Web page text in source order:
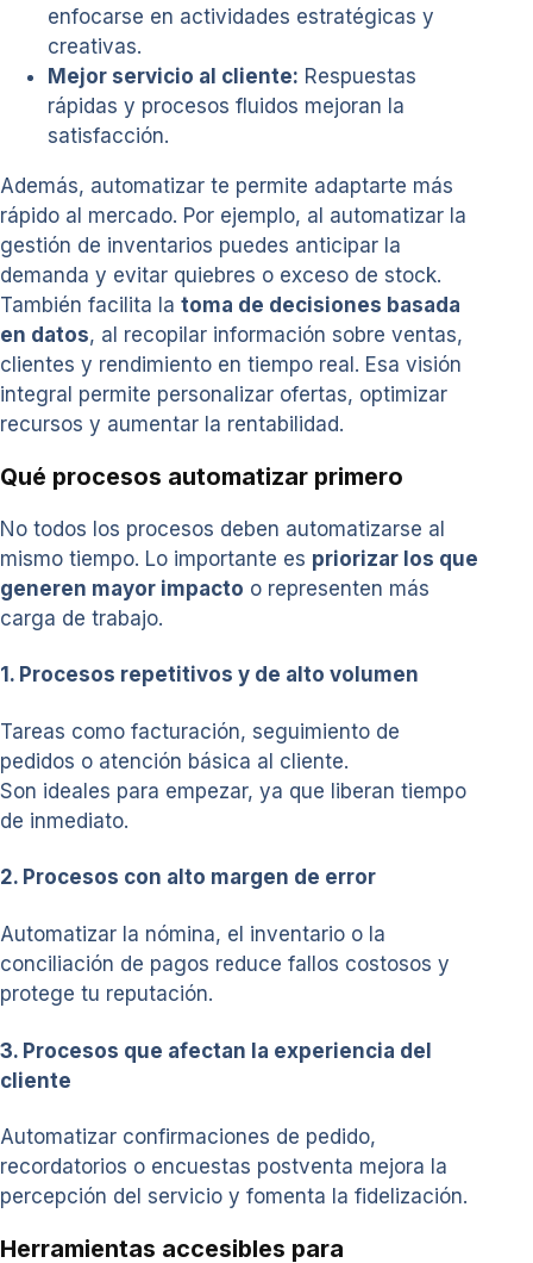
enfocarse en actividades estratégicas y
creativas.
Mejor servicio al cliente: Respuestas
rápidas y procesos fluidos mejoran la
satisfacción.
Además, automatizar te permite adaptarte más
rápido al mercado. Por ejemplo, al automatizar la
gestión de inventarios puedes anticipar la
demanda y evitar quiebres o exceso de stock.
También facilita la toma de decisiones basada
en datos, al recopilar información sobre ventas,
clientes y rendimiento en tiempo real. Esa visión
integral permite personalizar ofertas, optimizar
recursos y aumentar la rentabilidad.
Qué procesos automatizar primero
No todos los procesos deben automatizarse al
mismo tiempo. Lo importante es priorizar los que
generen mayor impacto o representen más
carga de trabajo.
1. Procesos repetitivos y de alto volumen
Tareas como facturación, seguimiento de
pedidos o atención básica al cliente.
Son ideales para empezar, ya que liberan tiempo
de inmediato.
2. Procesos con alto margen de error
Automatizar la nómina, el inventario o la
conciliación de pagos reduce fallos costosos y
protege tu reputación.
3. Procesos que afectan la experiencia del
cliente
Automatizar confirmaciones de pedido,
recordatorios o encuestas postventa mejora la
percepción del servicio y fomenta la fidelización.
Herramientas accesibles para